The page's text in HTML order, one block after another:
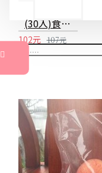
(30入)食品真空包裝袋 食品級家用保鮮袋 無毒單面紋路真空袋 真空封口機專用袋 多種尺寸
102元 107元